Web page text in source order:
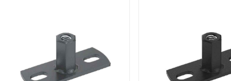
Ондулин Ондулин Смарт